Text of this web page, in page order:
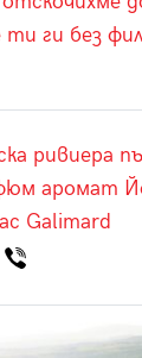
ти ги без
ривиера
аромат
Galimard